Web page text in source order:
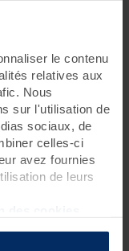
le contenu
relatives aux
Nous
sur l'utilisation de
sociaux, de
celles-ci
avez fournies
de leurs
Docteur Bagot)
?
ou à la gelée
sur